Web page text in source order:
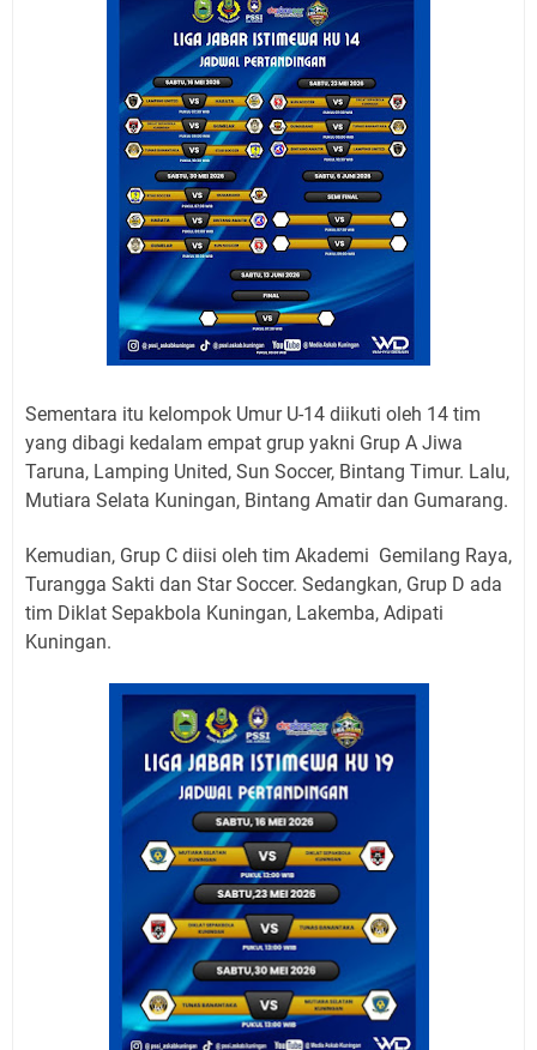
Sementara itu kelompok Umur U-14 diikuti oleh 14 tim
yang dibagi kedalam empat grup yakni Grup A Jiwa
Taruna, Lamping United, Sun Soccer, Bintang Timur. Lalu,
Mutiara Selata Kuningan, Bintang Amatir dan Gumarang.
Kemudian, Grup C diisi oleh tim Akademi Gemilang Raya,
Turangga Sakti dan Star Soccer. Sedangkan, Grup D ada
tim Diklat Sepakbola Kuningan, Lakemba, Adipati
Kuningan.